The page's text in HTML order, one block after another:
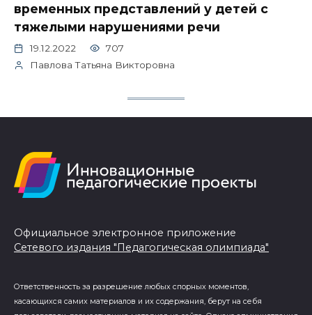
временных представлений у детей с
тяжелыми нарушениями речи
19.12.2022
707
Павлова Татьяна Викторовна
Официальное электронное приложение
Сетевого издания "Педагогическая олимпиада"
Ответственность за разрешение любых спорных моментов,
касающихся самих материалов и их содержания, берут на себя